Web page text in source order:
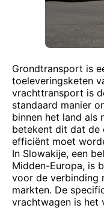
Grondtransport is
toeleveringsketen
vrachttransport is
standaard manier
binnen het land als
betekent dit dat de
efficiënt moet
In Slowakije, een
Midden-Europa, is
voor de verbinding
markten. De
vrachtwagen is het